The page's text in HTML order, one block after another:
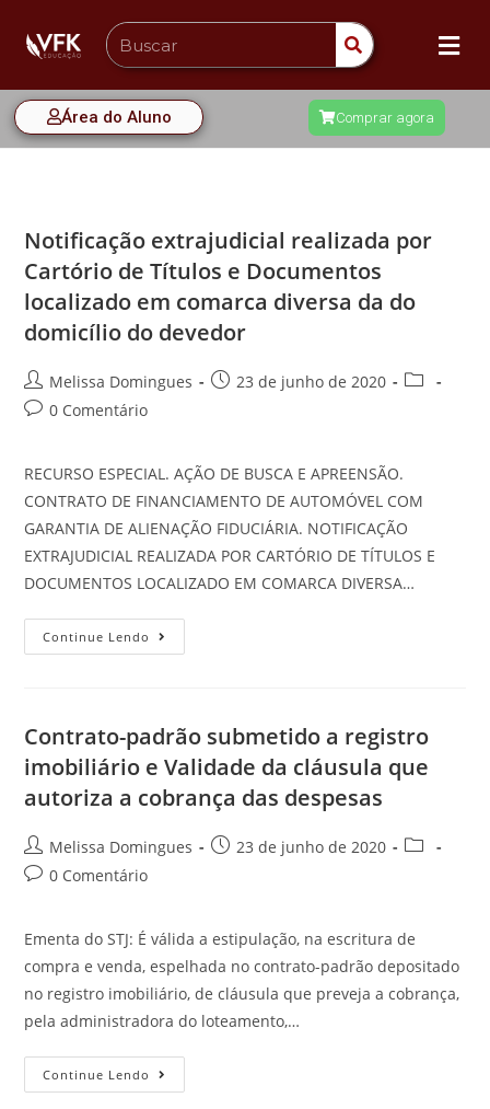
Área do Aluno Comprar agora
Notificação extrajudicial realizada por
Cartório de Títulos e Documentos
localizado em comarca diversa da do
domicílio do devedor
Melissa Domingues
23 de junho de 2020
0 Comentário
RECURSO ESPECIAL. AÇÃO DE BUSCA E APREENSÃO.
CONTRATO DE FINANCIAMENTO DE AUTOMÓVEL COM
GARANTIA DE ALIENAÇÃO FIDUCIÁRIA. NOTIFICAÇÃO
EXTRAJUDICIAL REALIZADA POR CARTÓRIO DE TÍTULOS E
DOCUMENTOS LOCALIZADO EM COMARCA DIVERSA…
Continue Lendo
Contrato-padrão submetido a registro
imobiliário e Validade da cláusula que
autoriza a cobrança das despesas
Melissa Domingues
23 de junho de 2020
0 Comentário
Ementa do STJ: É válida a estipulação, na escritura de
compra e venda, espelhada no contrato-padrão depositado
no registro imobiliário, de cláusula que preveja a cobrança,
pela administradora do loteamento,…
Continue Lendo